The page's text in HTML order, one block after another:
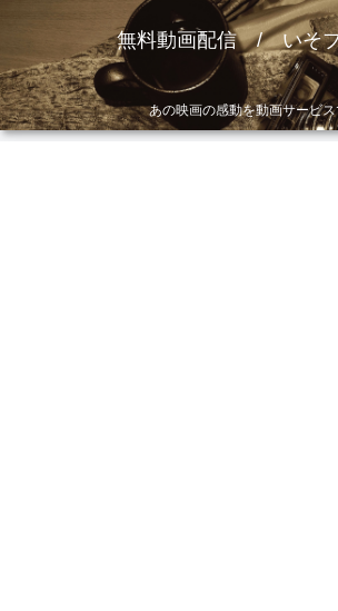
無料動画配信 / いそ
あの映画の感動を動画サービ